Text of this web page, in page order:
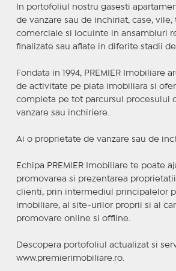
In portofoliul nostru gasesti
de vanzare sau de inchiriat, case, vile,
comerciale si locuinte in ansambluri
finalizate sau aflate in diferite stadii
Fondata in 1994, PREMIER Imobiliare
de activitate pe piata imobiliara si
completa pe tot parcursul procesului
vanzare sau inchiriere.
Ai o proprietate de vanzare sau de
Echipa PREMIER Imobiliare te poate
promovarea si prezentarea
clienti, prin intermediul principalelor
imobiliare, al site-urilor proprii si al
promovare online si offline.
Descopera portofoliul actualizat si
www.premierimobiliare.ro.